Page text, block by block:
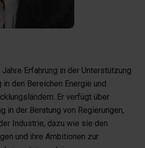
Erfahrung in der Unterstützung
den Bereichen Energie und
Er verfügt über
in der Beratung von Regierungen,
Industrie, dazu wie sie den
und ihre Ambitionen zur